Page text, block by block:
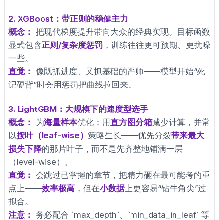
2. XGBoost：带正则的稳健主力
概念： 把现代梯度提升带向大众的经典实现。目标函数
显式包含正则/复杂度惩罚，训练往往更可预期、更抗噪
一些。
直觉： 像既抓进度、又抓基础的严师——模型开始“死
记硬背”时会用惩罚把曲线拉回来。
3. LightGBM：大规模下的速度型选手
概念： 为海量样本优化：用直方图分箱减少计算，并常
以按叶（leaf-wise） 策略生长——优先分裂带来最大
损失下降的那片叶子，而不是先齐整地铺满一层
（level-wise）。
直觉： 会跳过已掌握的章节，把精力砸在最可能考的重
点上——效率极高，但在小数据上更容易“钻牛角尖”过
拟合。
注意： 务必配合 `max_depth`、`min_data_in_leaf` 等